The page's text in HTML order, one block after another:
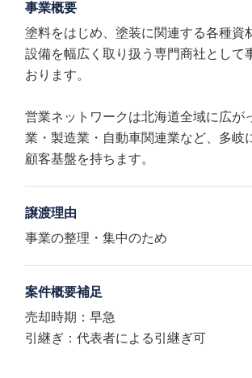
事業概要
塗料をはじめ、塗装に関連する各種資
設備を幅広く取り扱う専門商社として
おります。
営業ネットワークは北海道全域に広が
業・製造業・自動車関連業など、多岐
顧客基盤を持ちます。
譲渡理由
事業の整理・集中のため
案件概要補足
売却時期：早急
引継ぎ：代表者による引継ぎ可